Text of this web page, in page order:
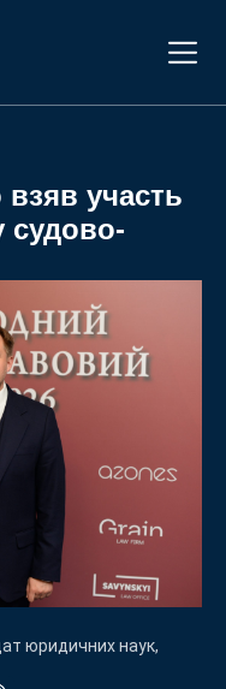
участь
судово-
юридичних наук,